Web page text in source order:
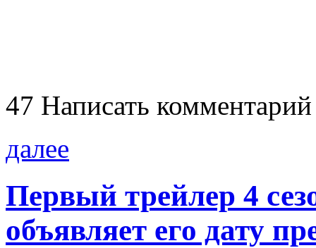
47 Написать комментарий
далее
Первый трейлер 4
объявляет его дату